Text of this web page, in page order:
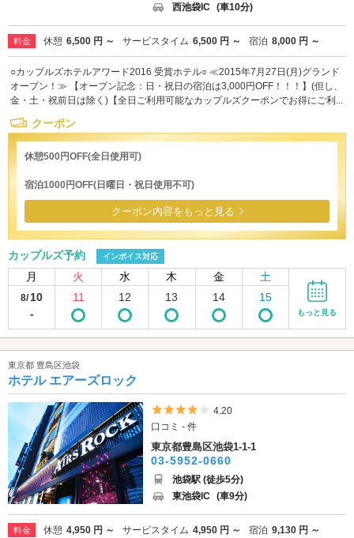
西池袋IC (車10分)
料金 休憩 6,500 円 ～ サービスタイム 6,500 円 ～ 宿泊 8,000 円 ～
○カップルズホテルアワード2016 受賞ホテル○ ≪2015年7月27日(月)グランド
オープン！≫ 【オープン記念：日・祝日の宿泊は3,000円OFF！！！】(但し、
金・土・祝前日は除く)【全日ご利用可能なカップルズクーポンでお得にご利...
クーポン
休憩500円OFF(全日使用可)
宿泊1000円OFF(日曜日・祝日使用不可)
クーポン内容をもっと見る
カップルズ予約 インボイス対応
月 火 水 木 金 土
8/10
-
11 12 13 14 15
もっと見る
東京都 豊島区池袋
ホテル エアーズロック
5つ星のうち4
4.20
口コミ - 件
東京都豊島区池袋1-1-1
03-5952-0660
池袋駅 (徒歩5分)
東池袋IC (車9分)
料金 休憩 4,950 円 ～ サービスタイム 4,950 円 ～ 宿泊 9,130 円 ～